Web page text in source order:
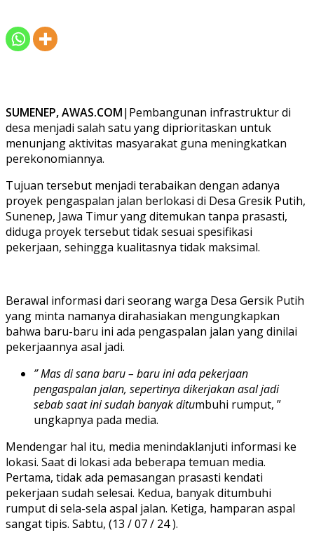
SUMENEP, AWAS.COM|Pembangunan infrastruktur di
desa menjadi salah satu yang diprioritaskan untuk
menunjang aktivitas masyarakat guna meningkatkan
perekonomiannya.
Tujuan tersebut menjadi terabaikan dengan adanya
proyek pengaspalan jalan berlokasi di Desa Gresik Putih,
Sunenep, Jawa Timur yang ditemukan tanpa prasasti,
diduga proyek tersebut tidak sesuai spesifikasi
pekerjaan, sehingga kualitasnya tidak maksimal.
Berawal informasi dari seorang warga Desa Gersik Putih
yang minta namanya dirahasiakan mengungkapkan
bahwa baru-baru ini ada pengaspalan jalan yang dinilai
pekerjaannya asal jadi.
” Mas di sana baru – baru ini ada pekerjaan
pengaspalan jalan, sepertinya dikerjakan asal jadi
sebab saat ini sudah banyak ditumbuhi rumput, ”
ungkapnya pada media.
Mendengar hal itu, media menindaklanjuti informasi ke
lokasi. Saat di lokasi ada beberapa temuan media.
Pertama, tidak ada pemasangan prasasti kendati
pekerjaan sudah selesai. Kedua, banyak ditumbuhi
rumput di sela-sela aspal jalan. Ketiga, hamparan aspal
sangat tipis. Sabtu, (13 / 07 / 24 ).